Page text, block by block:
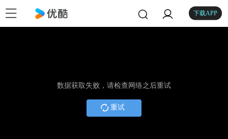
下载APP
数据获取失败，请检查网络之后重试
重试